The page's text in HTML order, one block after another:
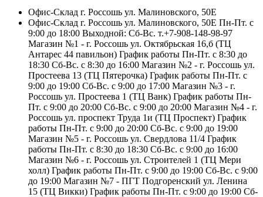
Офис-Склад г. Россошь ул. Малиновского, 50Е
Офис-Склад г. Россошь ул. Малиновского, 50Е Пн-Пт. с
9:00 до 18:00 Выходной: Сб-Вс. т.+7-908-148-98-97
Магазин №1 - г. Россошь ул. Октябрьская 16,б (ТЦ
Антарес 44 павильон) График работы Пн-Пт. с 8:30 до
18:30 Сб-Вс. с 8:30 до 16:00 Магазин №2 - г. Россошь ул.
Простеева 13 (ТЦ Пятерочка) График работы Пн-Пт. с
9:00 до 19:00 Сб-Вс. с 9:00 до 17:00 Магазин №3 - г.
Россошь ул. Простеева 1 (ТЦ Ванк) График работы Пн-
Пт. с 9:00 до 20:00 Сб-Вс. с 9:00 до 20:00 Магазин №4 - г.
Россошь ул. проспект Труда 1и (ТЦ Проспект) График
работы Пн-Пт. с 9:00 до 20:00 Сб-Вс. с 9:00 до 19:00
Магазин №5 - г. Россошь ул. Свердлова 11/4 График
работы Пн-Пт. с 8:30 до 18:30 Сб-Вс. с 9:00 до 16:00
Магазин №6 - г. Россошь ул. Строителей 1 (ТЦ Мери
холл) График работы Пн-Пт. с 9:00 до 19:00 Сб-Вс. с 9:00
до 19:00 Магазин №7 - ПГТ Подгоренский ул. Ленина
15 (ТЦ Викки) График работы Пн-Пт. с 9:00 до 19:00 Сб-